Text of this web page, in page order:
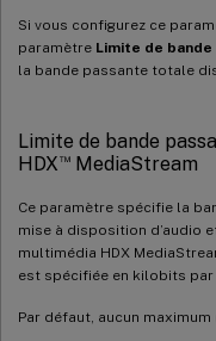
Si vous configurez ce
paramètre Limite de
la bande passante totale
Limite de bande
HDX™MediaStream
Ce paramètre spécifie la
mise à disposition d’audio
multimédia HDX
est spécifiée en kilobits par
Par défaut, aucun maximum